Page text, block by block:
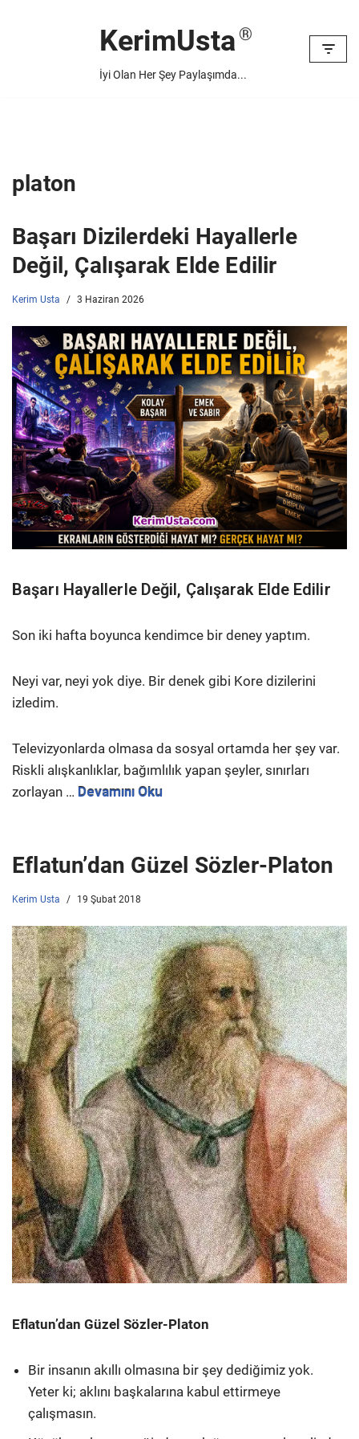
KerimUsta
İyi Olan Her Şey Paylaşımda...
platon
Başarı Dizilerdeki Hayallerle
Değil, Çalışarak Elde Edilir
Kerim Usta 3 Haziran 2026
Başarı Hayallerle Değil, Çalışarak Elde Edilir
Son iki hafta boyunca kendimce bir deney yaptım.
Neyi var, neyi yok diye. Bir denek gibi Kore dizilerini
izledim.
Televizyonlarda olmasa da sosyal ortamda her şey var.
Riskli alışkanlıklar, bağımlılık yapan şeyler, sınırları
zorlayan … Devamını Oku
Eflatun’dan Güzel Sözler-Platon
Kerim Usta 19 Şubat 2018
Eflatun’dan Güzel Sözler-Platon
Bir insanın akıllı olmasına bir şey dediğimiz yok.
Yeter ki; aklını başkalarına kabul ettirmeye
çalışmasın.